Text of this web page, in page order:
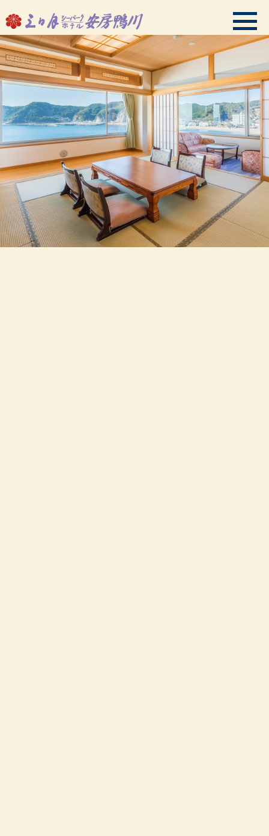
会員ログイン
HMIプレミアムクラブご案内
TOPページ
ご予約
温泉・スパ
客室
お料理